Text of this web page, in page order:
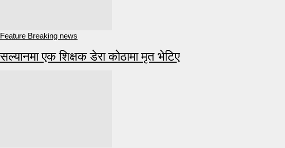
Feature Breaking news
सल्यानमा एक शिक्षक डेरा कोठामा मृत भेटिए